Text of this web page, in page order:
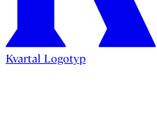
Kvartal Logotyp